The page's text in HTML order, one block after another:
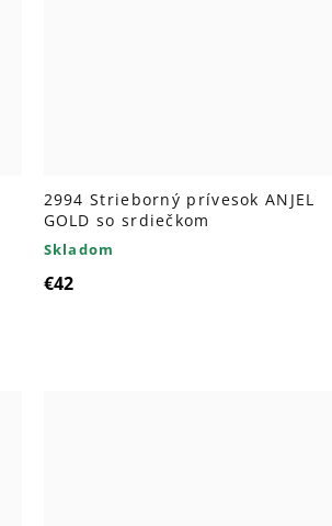
2994 Strieborný prívesok ANJEL
GOLD so srdiečkom
Skladom
€42